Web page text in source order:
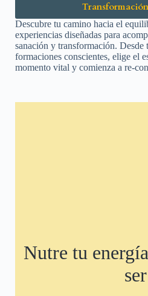
Descubre tu camino hacia el
experiencias diseñadas para
sanación y transformación. Desde
formaciones conscientes, elige el
momento vital y comienza a re-
Nutre tu
ser